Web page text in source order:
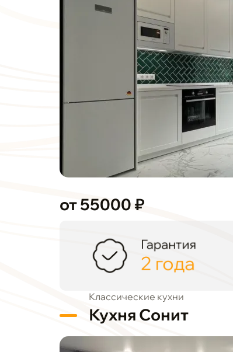
от 55000 ₽
Гарантия
2 года
Классические кухни
Кухня Сонит